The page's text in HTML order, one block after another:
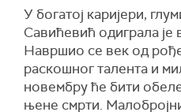
У богатој каријери,
Савићевић одиграла је
Навршио се век од
раскошног талента и
новембру ће бити
њене смрти.